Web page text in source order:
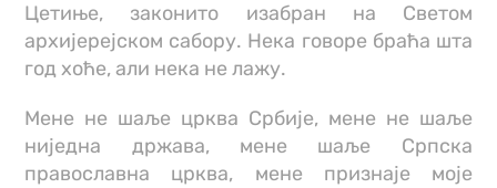
Цетиње, законито изабран на Светом
архијерејском сабору. Нека говоре браћа шта
год хоће, али нека не лажу.
Мене не шаље црква Србије, мене не шаље
ниједна држава, мене шаље Српска
православна црква, мене признаје моје